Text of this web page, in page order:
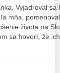
Vyjadroval
mňa,
života na
sa hovorí, že